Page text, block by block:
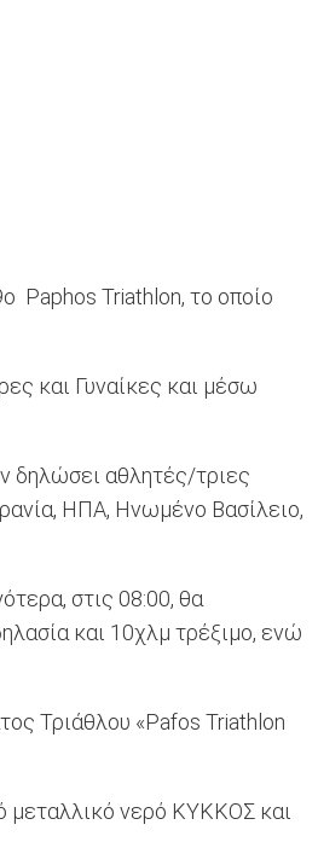
Paphos Triathlon, το οποίο
και Γυναίκες και μέσω
δηλώσει αθλητές/τριες
ΗΠΑ, Ηνωμένο Βασίλειο,
στις 08:00, θα
και 10χλμ τρέξιμο, ενώ
Τριάθλου «Pafos Triathlon
μεταλλικό νερό ΚΥΚΚΟΣ και